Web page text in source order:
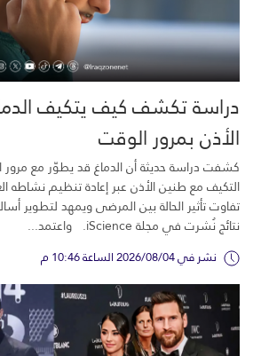
دراسة تكشف كيف يتكيف
الأذن بمرور الوقت
كشفت دراسة حديثة أن الدماغ قد يطوّر مع مرور
التكيف مع طنين الأذن عبر إعادة تنظيم
تفاوت تأثير الحالة بين المرضى ويمهد لتطوير
نتائج نُشرت في مجلة iScience. واعتمد...
نشر في 2026/08/04 الساعة 10:46 م